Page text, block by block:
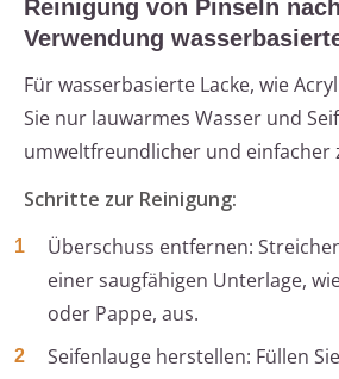
Reinigung von Pinseln
Verwendung
Für wasserbasierte Lacke, wie
Sie nur lauwarmes Wasser und
umweltfreundlicher und einfacher
Schritte zur Reinigung:
Überschuss entfernen:
einer saugfähigen Unterlage,
oder Pappe, aus.
Seifenlauge herstellen: Füllen